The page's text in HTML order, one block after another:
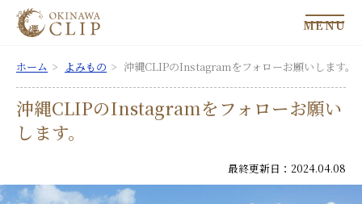
MENU
ホーム よみもの 沖縄CLIPのInstagramをフォローお願いします。
沖縄CLIPのInstagramをフォローお願い
します。
最終更新日：2024.04.08